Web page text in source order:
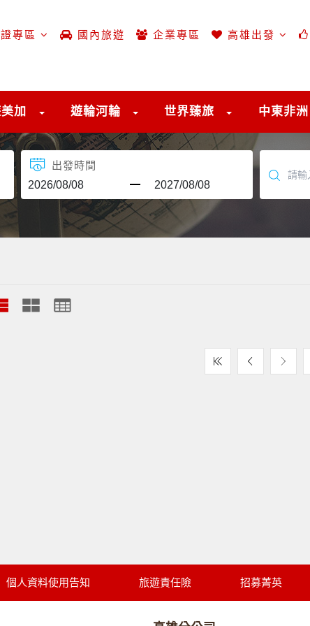
專區 國內旅遊 企業專區 高雄出發
加 遊輪河輪 世界臻旅 中東非洲
出發時間
個人資料使用告知 旅遊責任險 招募菁英